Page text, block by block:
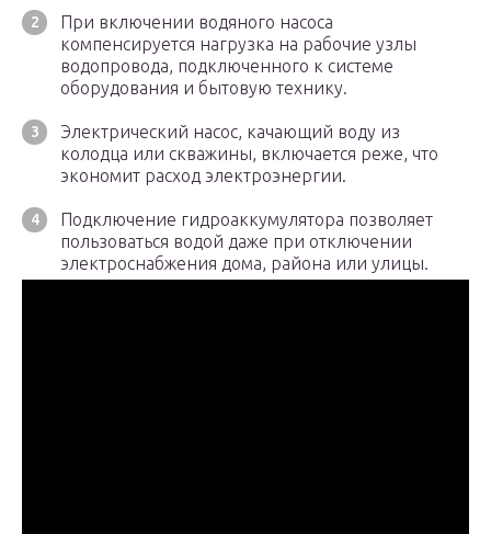
При включении водяного насоса
компенсируется нагрузка на рабочие узлы
водопровода, подключенного к системе
оборудования и бытовую технику.
Электрический насос, качающий воду из
колодца или скважины, включается реже, что
экономит расход электроэнергии.
Подключение гидроаккумулятора позволяет
пользоваться водой даже при отключении
электроснабжения дома, района или улицы.